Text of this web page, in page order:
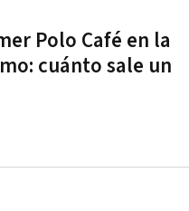
Polo Café en la
cuánto sale un